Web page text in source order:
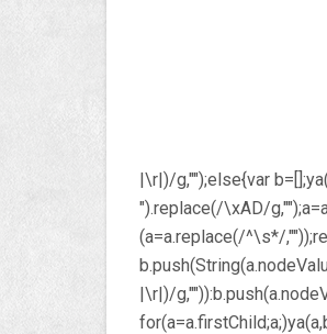
|\r|)/g,"");else{var
").replace(/\xAD/
(a=a.replace(/^\s*/
|\r|)/